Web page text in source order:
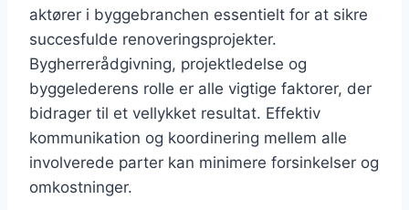
aktører i byggebranchen essentielt for at sikre
succesfulde renoveringsprojekter.
Bygherrerådgivning, projektledelse og
byggelederens rolle er alle vigtige faktorer, der
bidrager til et vellykket resultat. Effektiv
kommunikation og koordinering mellem alle
involverede parter kan minimere forsinkelser og
omkostninger.